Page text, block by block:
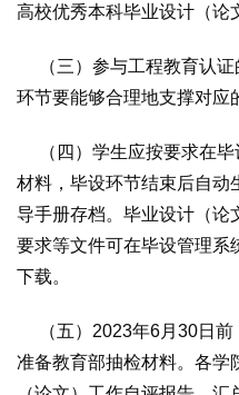
高校优秀本科毕业设计（论
（三）参与工程教育认
环节要能够合理地支撑对应
（四）学生应按要求在
材料，毕设环节结束后自动
导手册存档。毕业设计（论
要求等文件可在毕设管理系
下载。
（五）2023年6月30日
准备教育部抽检材料。各学